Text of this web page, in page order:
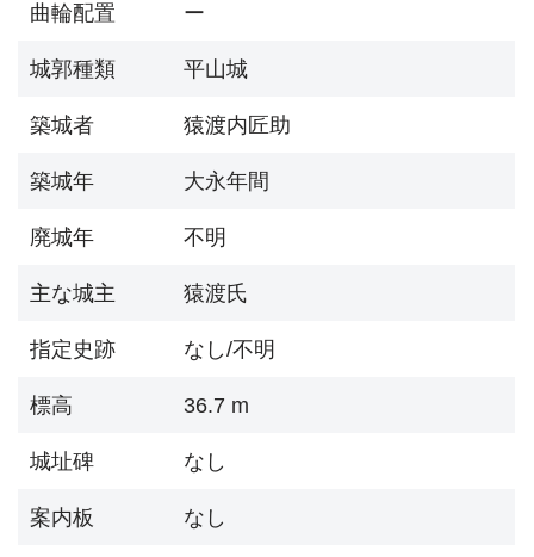
曲輪配置 ー
城郭種類 平山城
築城者 猿渡内匠助
築城年 大永年間
廃城年 不明
主な城主 猿渡氏
指定史跡 なし/不明
標高 36.7 m
城址碑 なし
案内板 なし